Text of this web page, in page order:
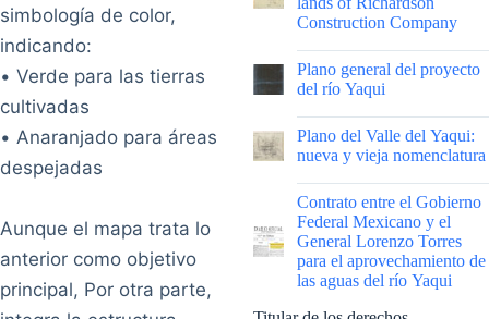
simbología de color,
indicando:
• Verde para las tierras
cultivadas
• Anaranjado para áreas
despejadas
Aunque el mapa trata lo
anterior como objetivo
principal, Por otra parte,
Construction Company
|
Plano general del proyecto
del río Yaqui
|
Plano del Valle del Yaqui:
nueva y vieja nomenclatura
Contrato entre el Gobierno
Federal Mexicano y el
General Lorenzo Torres
para el aprovechamiento de
las aguas del río Yaqui